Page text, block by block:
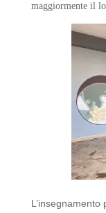
maggiormente il